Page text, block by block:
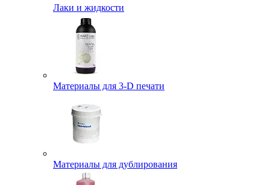
Лаки и жидкости
Материалы для 3-D печати
Материалы для дублирования